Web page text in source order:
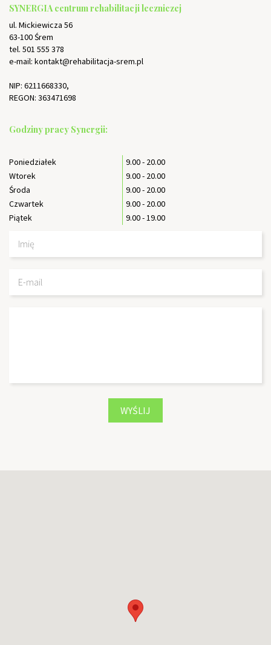
SYNERGIA centrum rehabilitacji leczniczej
ul. Mickiewicza 56
63-100 Śrem
tel. 501 555 378
e-mail: kontakt@rehabilitacja-srem.pl
NIP: 6211668330,
REGON: 363471698
Godziny pracy Synergii:
Poniedziałek
9.00 - 20.00
Wtorek
9.00 - 20.00
Środa
9.00 - 20.00
Czwartek
9.00 - 20.00
Piątek
9.00 - 19.00